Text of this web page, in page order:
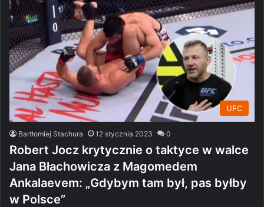
UFC
Bartłomiej Stachura 12 stycznia 2023 0
Robert Jocz krytycznie o taktyce w walce
Jana Błachowicza z Magomedem
Ankalaevem: „Gdybym tam był, pas byłby
w Polsce”